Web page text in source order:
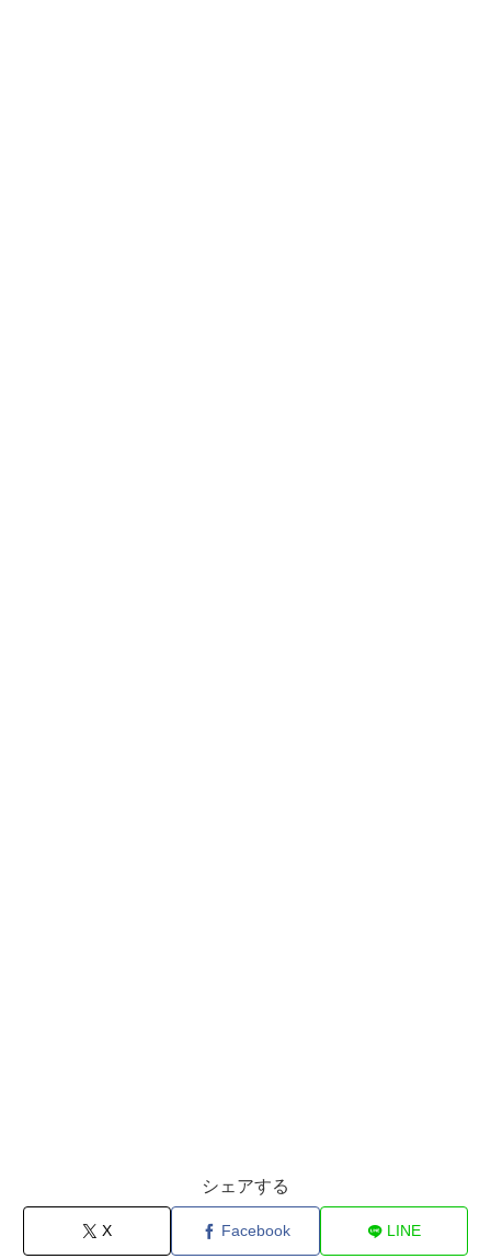
シェアする
X Facebook LINE